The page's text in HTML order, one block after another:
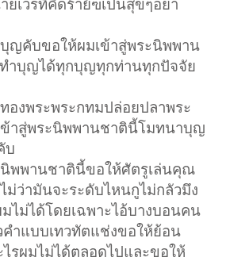
ยเวรที่คิดร้าย้ฃเป็นสุขๆอย่า
ญคับขอให้ผมเข้าสู่พระนิพพาน
ำบุญได้ทุกบุญทุกท่านทุกปัจจัย
องพระพระกทมปล่อยปลาพระ
ข้าสู่พระนิพพานชาตินี้โมทนาบุญ
บ
นิพพานชาตินี้ขอให้ศัตรูเล่นคุณ
ม่ว่ามันจะระดับไหนกูไม่กลัวมึง
ไม่ได้โดยเฉพาะไอ้บางบอนคน
ำแบบเทวทัตแช่งขอให้ย้อน
รผมไม่ได้ตลอดไปและขอให้